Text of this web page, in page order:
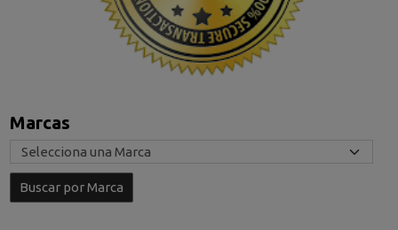
Marcas